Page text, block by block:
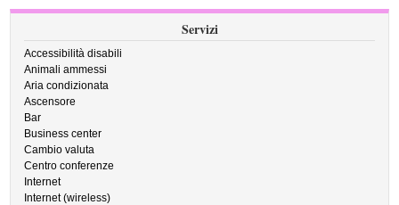
Servizi
Accessibilità disabili
Animali ammessi
Aria condizionata
Ascensore
Bar
Business center
Cambio valuta
Centro conferenze
Internet
Internet (wireless)